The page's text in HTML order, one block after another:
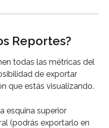
Reportes?
todas las métricas del
de exportar
que estás visualizando.
esquina superior
(podrás exportarlo en